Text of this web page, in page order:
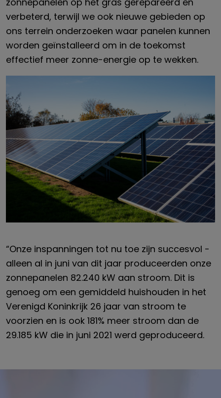
verbeterd, terwijl we ook nieuwe gebieden op
ons terrein onderzoeken waar panelen kunnen
worden geïnstalleerd om in de toekomst
effectief meer zonne-energie op te wekken.
“Onze inspanningen tot nu toe zijn succesvol -
alleen al in juni van dit jaar produceerden onze
zonnepanelen 82.240 kW aan stroom. Dit is
genoeg om een gemiddeld huishouden in het
Verenigd Koninkrijk 26 jaar van stroom te
voorzien en is ook 181% meer stroom dan de
29.185 kW die in juni 2021 werd geproduceerd.